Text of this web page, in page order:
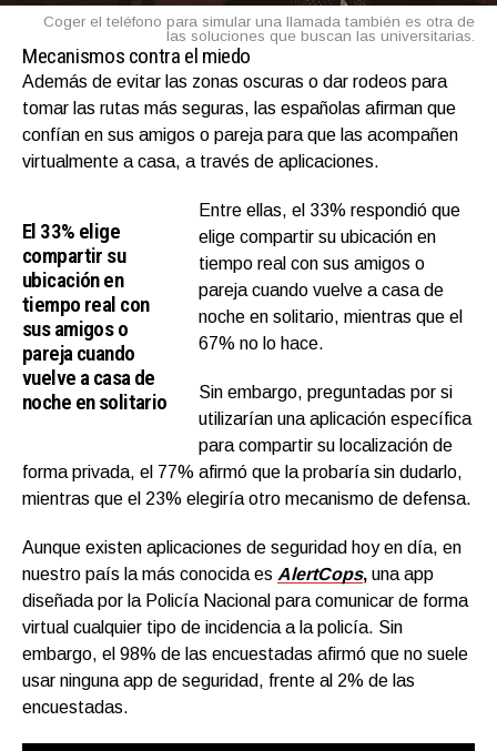
Coger el teléfono para simular una llamada también es otra de
las soluciones que buscan las universitarias.
Mecanismos contra el miedo
Además de evitar las zonas oscuras o dar rodeos para
tomar las rutas más seguras, las españolas afirman que
confían en sus amigos o pareja para que las acompañen
virtualmente a casa, a través de aplicaciones.
El 33% elige
compartir su
ubicación en
tiempo real con
sus amigos o
pareja cuando
vuelve a casa de
noche en solitario
Entre ellas, el 33% respondió que
elige compartir su ubicación en
tiempo real con sus amigos o
pareja cuando vuelve a casa de
noche en solitario, mientras que el
67% no lo hace.
Sin embargo, preguntadas por si
utilizarían una aplicación específica
para compartir su localización de
forma privada, el 77% afirmó que la probaría sin dudarlo,
mientras que el 23% elegiría otro mecanismo de defensa.
Aunque existen aplicaciones de seguridad hoy en día, en
nuestro país la más conocida es AlertCops, una app
diseñada por la Policía Nacional para comunicar de forma
virtual cualquier tipo de incidencia a la policía. Sin
embargo, el 98% de las encuestadas afirmó que no suele
usar ninguna app de seguridad, frente al 2% de las
encuestadas.